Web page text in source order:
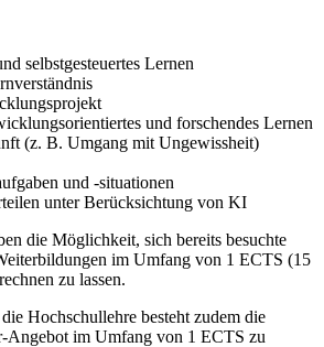
selbstgesteuertes Lernen
und forschendes Lernen
(z. B. Umgang mit Ungewissheit)
und -situationen
unter Berücksichtung von KI
die Möglichkeit, sich bereits besuchte
im Umfang von 1 ECTS (15
zu lassen.
Hochschullehre besteht zudem die
Angebot im Umfang von 1 ECTS zu